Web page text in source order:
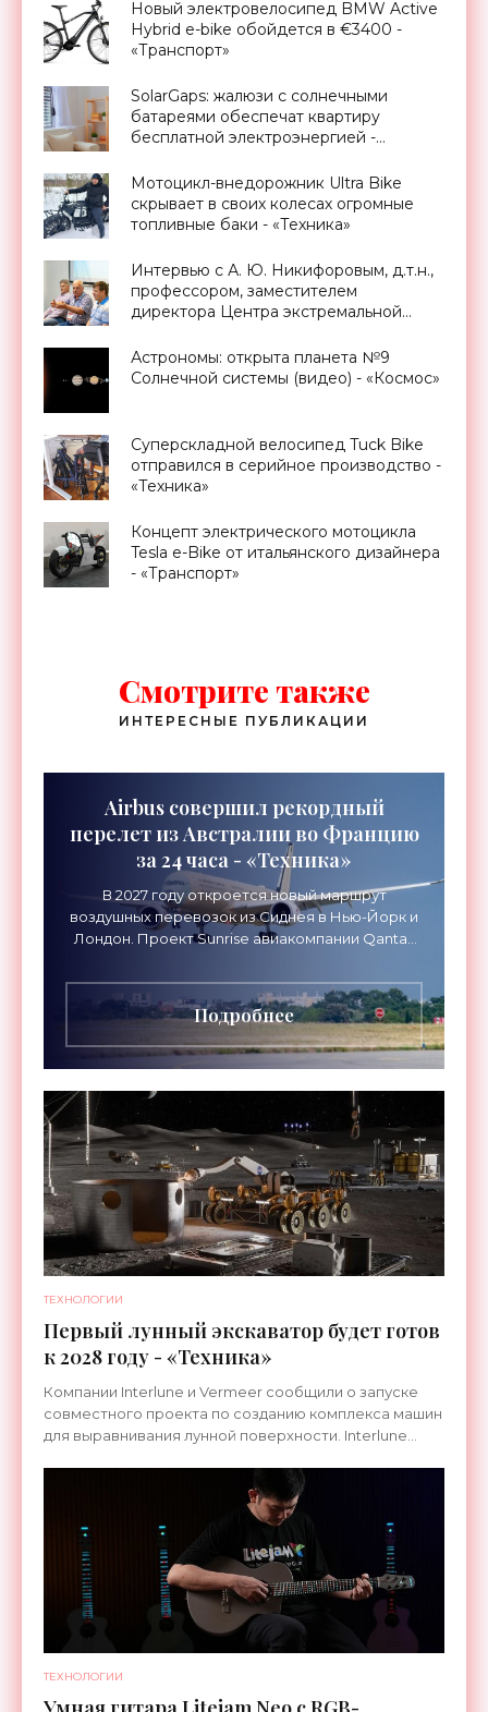
Новый электровелосипед BMW Active
Hybrid e-bike обойдется в €3400 -
«Транспорт»
SolarGaps: жалюзи с солнечными
батареями обеспечат квартиру
бесплатной электроэнергией -
Мотоцикл-внедорожник Ultra Bike
скрывает в своих колесах огромные
топливные баки - «Техника»
Интервью с А. Ю. Никифоровым, д.т.н.,
профессором, заместителем
директора Центра экстремальной
МИФИ - «Смартфоны»
Астрономы: открыта планета №9
Солнечной системы (видео) - «Космос»
Суперскладной велосипед Tuck Bike
отправился в серийное производство -
«Техника»
Концепт электрического мотоцикла
Tesla e-Bike от итальянского дизайнера
- «Транспорт»
Смотрите также
ИНТЕРЕСНЫЕ ПУБЛИКАЦИИ
Airbus совершил рекордный
перелет из Австралии во Францию
за 24 часа - «Техника»
В 2027 году откроется новый маршрут
воздушных перевозок из Сиднея в Нью-Йорк и
Лондон. Проект Sunrise авиакомпании Qantas
длительностью до 24
Подробнее
ТЕХНОЛОГИИ
Первый лунный экскаватор будет готов
к 2028 году - «Техника»
Компании Interlune и Vermeer сообщили о запуске
совместного проекта по созданию комплекса машин
для выравнивания лунной поверхности. Interlune
ТЕХНОЛОГИИ